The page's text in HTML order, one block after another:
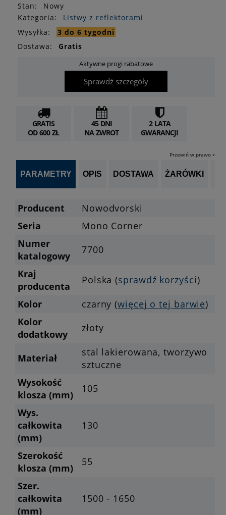
Stan:
Nowy
Kategoria:
Listwy z reflektorami
Wysyłka:
3 do 6 tygodni
Dostawa:
Gratis
Aktywne progi rabatowe
Sprawdź szczegóły
GRATIS
OD 600 ZŁ
45 DNI
NA ZWROT
2 LATA
GWARANCJI
Przewiń w prawo »
PARAMETRY OPIS DOSTAWA ŻARÓWKI
Producent
Nowodvorski
Seria
Mono Corner
Numer
katalogowy
7700
Kraj
producenta
Polska (sprawdź korzyści)
Kolor
czarny (więcej o tej barwie)
Kolor
dodatkowy
złoty
Materiał
stal lakierowana, tworzywo
sztuczne
Wysokość
klosza (mm)
105
Wys.
całkowita
(mm)
130
Szerokość
klosza (mm)
55
Szer.
całkowita
(mm)
1500 - 1650